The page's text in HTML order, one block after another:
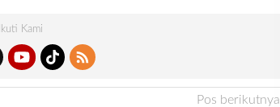
Ikuti Kami
Pos berikutnya